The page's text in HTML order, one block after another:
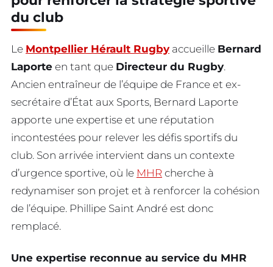
du club
Le Montpellier Hérault Rugby accueille Bernard
Laporte en tant que Directeur du Rugby.
Ancien entraîneur de l’équipe de France et ex-
secrétaire d’État aux Sports, Bernard Laporte
apporte une expertise et une réputation
incontestées pour relever les défis sportifs du
club. Son arrivée intervient dans un contexte
d’urgence sportive, où le MHR cherche à
redynamiser son projet et à renforcer la cohésion
de l’équipe. Phillipe Saint André est donc
remplacé.
Une expertise reconnue au service du MHR